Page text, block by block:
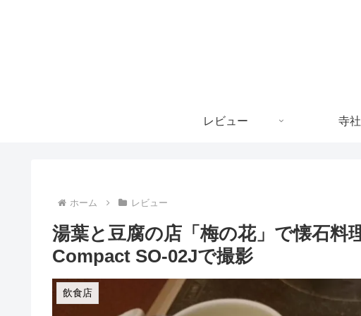
レビュー 寺社
ホーム レビュー
湯葉と豆腐の店「梅の花」で懐石料
Compact SO-02Jで撮影
飲食店